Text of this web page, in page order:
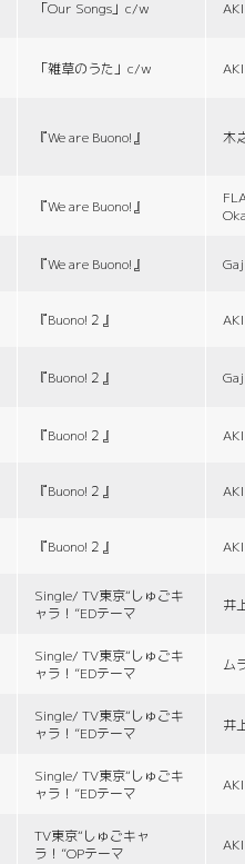
「Our Songs」c/w
「雑草のうた」c/w
『We are Buono!』 木
『We are Buono!』
『We are Buono!』
『Buono!２』
『Buono!２』
『Buono!２』
『Buono!２』
『Buono!２』
Single/ TV東京“しゅごキ
ャラ！”EDテーマ
井
Single/ TV東京“しゅごキ
ャラ！”EDテーマ
ム
Single/ TV東京“しゅごキ
ャラ！”EDテーマ
井
Single/ TV東京“しゅごキ
ャラ！”EDテーマ
TV東京“しゅごキャ
ラ！”OPテーマ